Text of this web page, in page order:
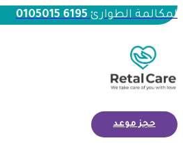
لمكالمة الطوارئ6195 0105015
حجز موعد